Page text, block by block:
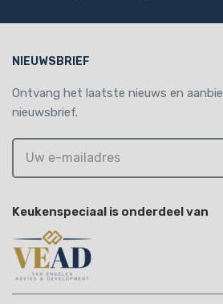
NIEUWSBRIEF
Ontvang het laatste nieuws en
nieuwsbrief.
Keukenspeciaal is onderdeel van